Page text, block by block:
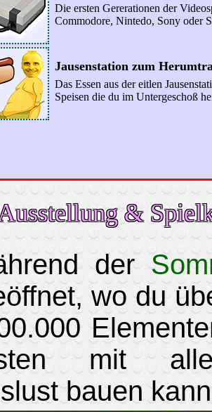
Die ersten Gererationen der
Commodore, Nintedo, Sony oder
Jausenstation zum
Das Essen aus der eitlen
Speisen die du im Untergeschoß
&
der
wo du
mit
bauen